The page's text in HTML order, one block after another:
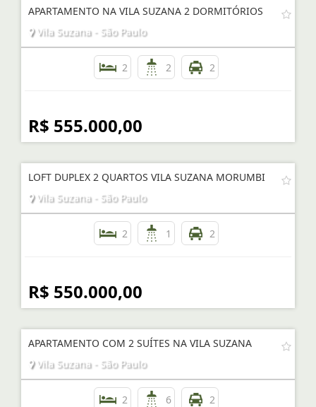
APARTAMENTO NA VILA SUZANA 2 DORMITÓRIOS
Vila Suzana - São Paulo
2 2 2
R$ 555.000,00
LOFT DUPLEX 2 QUARTOS VILA SUZANA MORUMBI
Vila Suzana - São Paulo
2 1 2
R$ 550.000,00
APARTAMENTO COM 2 SUÍTES NA VILA SUZANA
Vila Suzana - São Paulo
2 6 2